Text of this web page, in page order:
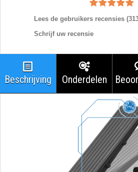
Lees de gebruikers recensies (
Schrijf uw recensie
Beschrijving Onderdelen